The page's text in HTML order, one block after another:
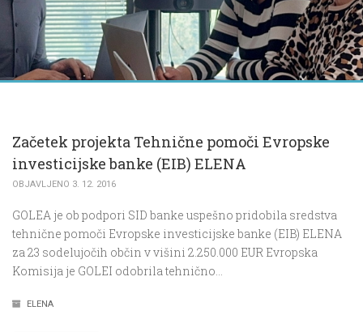
Začetek projekta Tehnične pomoči Evropske
investicijske banke (EIB) ELENA
OBJAVLJENO 3. 12. 2016
GOLEA je ob podpori SID banke uspešno pridobila sredstva
tehnične pomoči Evropske investicijske banke (EIB) ELENA
za 23 sodelujočih občin v višini 2.250.000 EUR Evropska
Komisija je GOLEI odobrila tehnično…
ELENA